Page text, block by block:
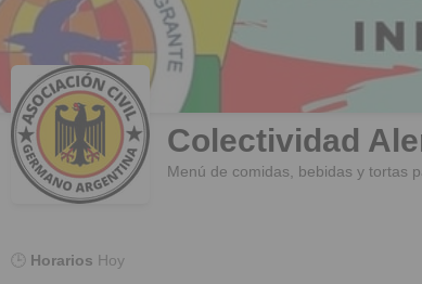
Colectividad
🕒 Horarios Hoy